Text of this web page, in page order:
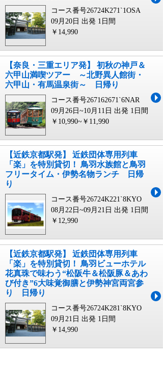
コース番号26724K271`1OSA
09月20日 出発 1日間
￥14,990
【奈良・三重エリア発】 初秋の神戸＆
六甲山満喫ツアー ～北野異人館街・
六甲山・有馬温泉街～ 日帰り
コース番号267162671`6NAR
09月26日~10月11日 出発 1日間
￥10,990~￥11,990
【近鉄京都駅発】 近鉄団体専用列⾞
「楽」を特別貸切！ ⿃⽻⽔族館と⿃⽻
フリータイム・伊勢名物ランチ ⽇帰
り
コース番号26724K221`8KYO
08月22日~09月21日 出発 1日間
￥12,990
【近鉄京都駅発】 近鉄団体専用列⾞
「楽」を特別貸切！ 鳥羽ビューホテル
花真珠で味わう“松阪牛＆松阪豚＆あわ
び付き”6大味覚御膳と伊勢神宮両宮参
り ⽇帰り
コース番号26724K281`8KYO
09月21日 出発 1日間
￥14,990